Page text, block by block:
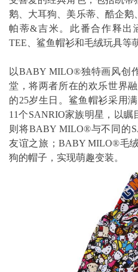
鹅、大耳狗、美乐蒂、酷企鹅
帕蒂&吉米。此番合作释出
TEE、鲨鱼帽衫和毛绒玩具等
以BABY MILO®独特画风创
堂，将两者所在的欢乐世界
的25岁生日。鲨鱼帽衫采用
11个SANRIO家族明星，以
则将BABY MILO®与不同的
友谊之旅；BABY MILO®毛
狗的帽子，实现萌趣变装。